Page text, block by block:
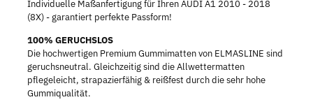
Individuelle Maßanfertigung für Ihren AUDI A1 2010 - 2018
(8X) - garantiert perfekte Passform!
100% GERUCHSLOS
Die hochwertigen Premium Gummimatten von ELMASLINE sind
geruchsneutral. Gleichzeitig sind die Allwettermatten
pflegeleicht, strapazierfähig & reißfest durch die sehr hohe
Gummiqualität.